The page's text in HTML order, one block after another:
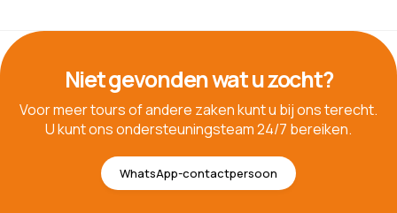
Niet gevonden wat u zocht?
Voor meer tours of andere zaken kunt u bij ons terecht.
U kunt ons ondersteuningsteam 24/7 bereiken.
WhatsApp-contactpersoon